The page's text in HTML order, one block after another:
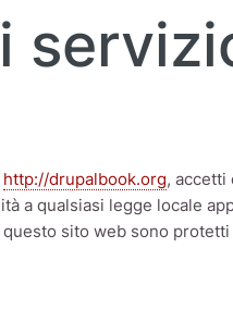
http://drupalbook.org, accetti
a qualsiasi legge locale
sito web sono